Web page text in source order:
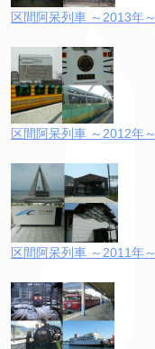
区間阿呆列車 ～2013年～
区間阿呆列車 ～2012年～
区間阿呆列車 ～2011年～